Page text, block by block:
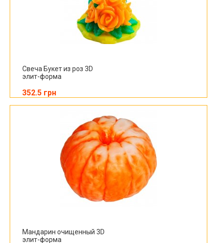
Свеча Букет из роз 3D
элит-форма
352.5 грн
Мандарин очищенный 3D
элит-форма